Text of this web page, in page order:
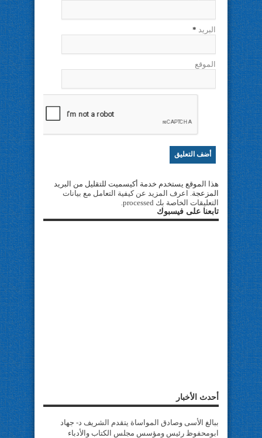
البريد *
الموقع
هذا الموقع يستخدم خدمة أكيسميت للتقليل من البريد
المزعجة. اعرف المزيد عن كيفية التعامل مع بيانات
التعليقات الخاصة بك processed
تابعنا على فيسبوك
أحدث الأخبار
ببالغ الأسى وصادق المواساة يتقدم الشريف د- جهاد
ابومحفوظ رئيس ومؤسس مجلس الكتاب والأدباء